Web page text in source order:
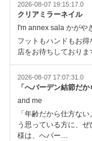
2026-08-07 19:15:17.0
クリアミラーネイル
I'm annex sala かがや
フットもハンドもお
店をお待ちしておりま
2026-08-07 17:07:31.0
「へバーデン結節だ
and me
「年齢だから仕方な
う思っている方に、
様は、へバー…